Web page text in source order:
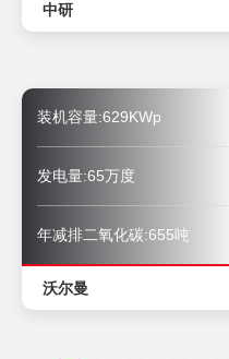
中研
装机容量:629KWp
发电量:65万度
年减排二氧化碳:655吨
沃尔曼